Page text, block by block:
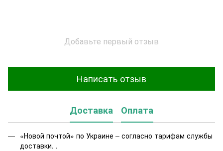
Добавьте первый отзыв
Написать отзыв
Доставка Оплата
«Новой почтой» по Украине – согласно тарифам службы
доставки. .